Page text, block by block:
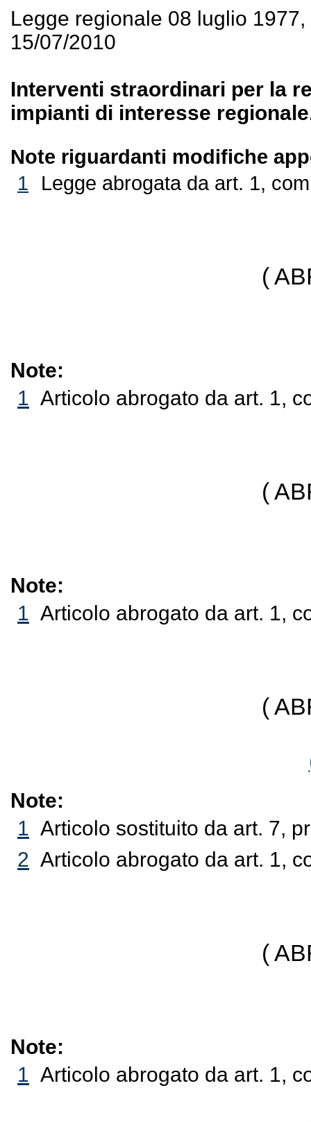
Legge regionale 08 luglio
15/07/2010
Interventi straordinari per la
impianti di interesse
Note riguardanti modifiche
1
Legge abrogata da art. 1,
(
Note:
1 Articolo abrogato da art. 1,
(
Note:
1 Articolo abrogato da art. 1,
(
Note:
1 Articolo sostituito da art. 7,
2 Articolo abrogato da art. 1,
(
Note:
1 Articolo abrogato da art. 1,